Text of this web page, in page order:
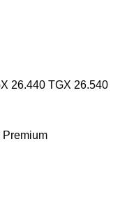
26.440 TGX 26.540
Premium